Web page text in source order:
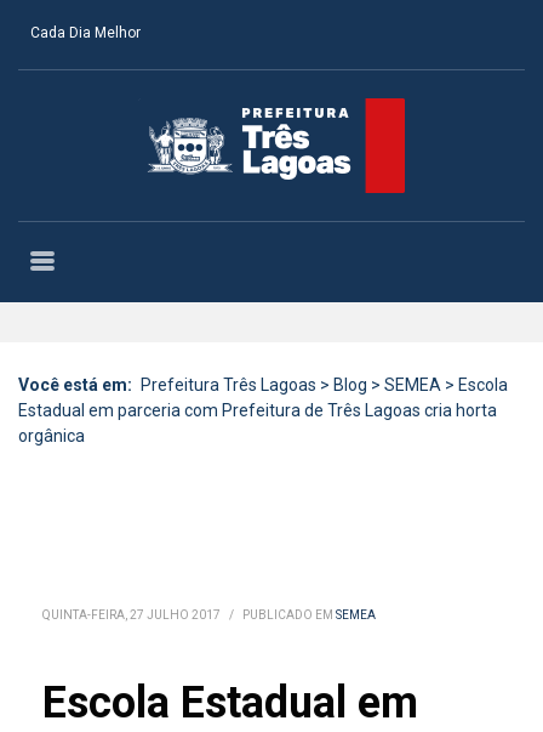
Cada Dia Melhor
Você está em: Prefeitura Três Lagoas > Blog > SEMEA > Escola
Estadual em parceria com Prefeitura de Três Lagoas cria horta
orgânica
QUINTA-FEIRA, 27 JULHO 2017 / PUBLICADO EM SEMEA
Escola Estadual em